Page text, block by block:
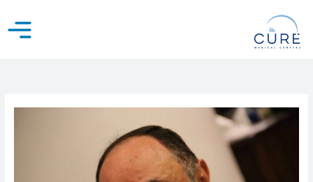
المحتوى